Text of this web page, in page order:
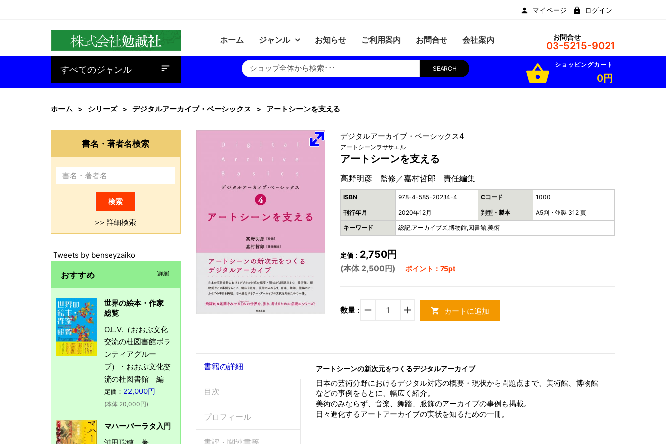
マイページ ログイン
ホーム ジャンル お知らせ ご利用案内 お問合せ 会社案内 お問合せ
03-5215-9021
すべてのジャンル
baseline_sort SEARCH shopping_basket ショッピングカート
0円
ホーム シリーズ デジタルアーカイブ・ベーシックス アートシーンを支える
デジタルアーカイブ・ベーシックス4
アートシーンヲササエル
アートシーンを支える
高野明彦 監修／嘉村哲郎 責任編集
ISBN 978-4-585-20284-4 Cコード 1000
刊行年月 2020年12月 判型・製本 A5判・並製 312 頁
キーワード 総記,アーカイブズ,博物館,図書館,美術
定価： 2,750円
(本体 2,500円) ポイント：75pt
数量 : remove add shopping_cart カートに追加
書籍の詳細
目次
プロフィール
アートシーンの新次元をつくるデジタルアーカイブ
日本の芸術分野におけるデジタル対応の概要・現状から問題点まで、美術館、博物館
などの事例をもとに、幅広く紹介。
美術のみならず、音楽、舞踏、服飾のアーカイブの事例も掲載。
日々進化するアートアーカイブの実状を知るための一冊。
書名・著者名検索
>> 詳細検索
Tweets by benseyzaiko
おすすめ [詳細]
世界の絵本・作家
総覧
O.L.V.（おおぶ文化
交流の杜図書館ボラ
ンティアグルー
プ）・おおぶ文化交
流の杜図書館 編
定価： 22,000円
(本体 20,000円)
マハーバーラタ入門
沖田瑞穂 著